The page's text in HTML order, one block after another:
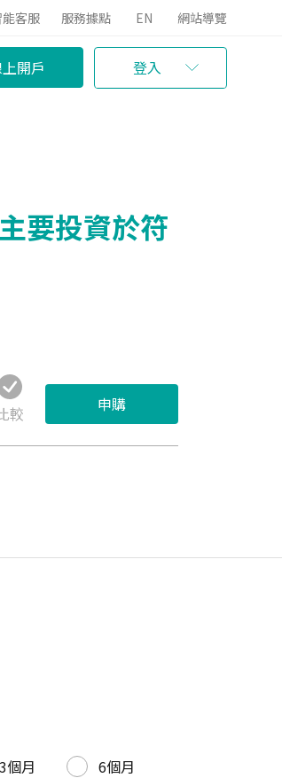
客服 服務據點 EN 網站導覽
開戶 登入
要投資於符
較 申購
3個月
6個月